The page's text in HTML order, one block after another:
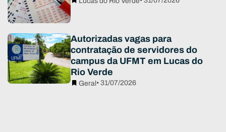
Autorizadas vagas para
contratação de servidores do
campus da UFMT em Lucas do
Rio Verde
Geral • 31/07/2026